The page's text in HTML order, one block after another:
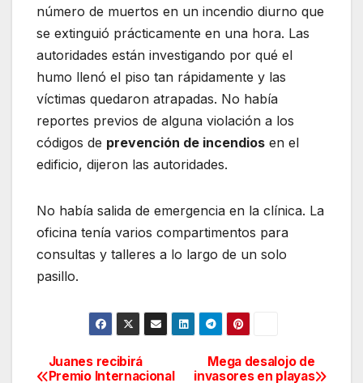
número de muertos en un incendio diurno que
se extinguió prácticamente en una hora. Las
autoridades están investigando por qué el
humo llenó el piso tan rápidamente y las
víctimas quedaron atrapadas. No había
reportes previos de alguna violación a los
códigos de prevención de incendios en el
edificio, dijeron las autoridades.
No había salida de emergencia en la clínica. La
oficina tenía varios compartimentos para
consultas y talleres a lo largo de un solo
pasillo.
Navegación
Mega desalojo de
invasores en playas
Juanes recibirá
Premio Internacional